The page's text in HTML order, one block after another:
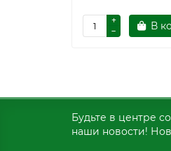
В
Будьте в центре
наши новости!